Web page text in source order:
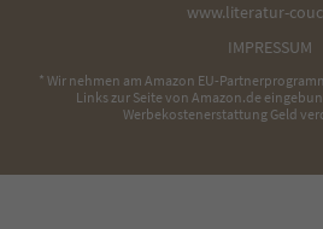
www.literatur-
IMPRESSUM
* Wir nehmen am Amazon EU-
Links zur Seite von Amazon.de
Werbekostenerstattung Geld